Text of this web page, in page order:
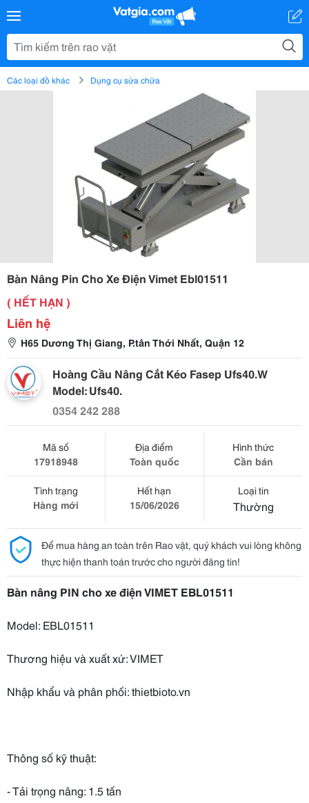
Các loại đồ khác Dụng cụ sửa chữa
Bàn Nâng Pin Cho Xe Điện Vimet Ebl01511
( HẾT HẠN )
Liên hệ
H65 Dương Thị Giang, P.tân Thới Nhất, Quận 12
Hoàng Cầu Nâng Cắt Kéo Fasep Ufs40.W
Model: Ufs40.
0354 242 288
Mã số
17918948
Địa điểm
Toàn quốc
Hình thức
Cần bán
Tình trạng
Hàng mới
Hết hạn
15/06/2026
Loại tin
Thường
Để mua hàng an toàn trên Rao vặt, quý khách vui lòng không
thực hiện thanh toán trước cho người đăng tin!
Bàn nâng PIN cho xe điện VIMET EBL01511
Model: EBL01511
Thương hiệu và xuất xứ: VIMET
Nhập khẩu và phân phối: thietbioto.vn
Thông số kỹ thuật:
- Tải trọng nâng: 1.5 tấn